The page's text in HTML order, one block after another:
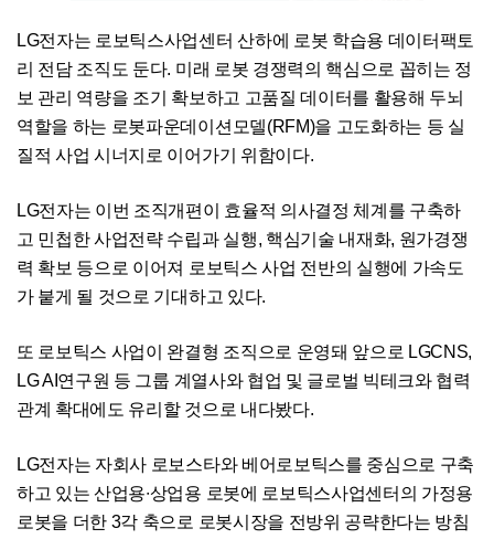
LG전자는 로보틱스사업센터 산하에 로봇 학습용 데이터팩토
리 전담 조직도 둔다. 미래 로봇 경쟁력의 핵심으로 꼽히는 정
보 관리 역량을 조기 확보하고 고품질 데이터를 활용해 두뇌
역할을 하는 로봇파운데이션모델(RFM)을 고도화하는 등 실
질적 사업 시너지로 이어가기 위함이다.
LG전자는 이번 조직개편이 효율적 의사결정 체계를 구축하
고 민첩한 사업전략 수립과 실행, 핵심기술 내재화, 원가경쟁
력 확보 등으로 이어져 로보틱스 사업 전반의 실행에 가속도
가 붙게 될 것으로 기대하고 있다.
또 로보틱스 사업이 완결형 조직으로 운영돼 앞으로 LGCNS,
LG AI연구원 등 그룹 계열사와 협업 및 글로벌 빅테크와 협력
관계 확대에도 유리할 것으로 내다봤다.
LG전자는 자회사 로보스타와 베어로보틱스를 중심으로 구축
하고 있는 산업용∙상업용 로봇에 로보틱스사업센터의 가정용
로봇을 더한 3각 축으로 로봇시장을 전방위 공략한다는 방침